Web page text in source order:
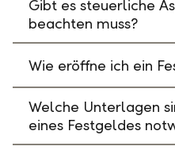
Gibt es steuerliche
beachten muss?
Wie eröffne ich ein
Welche Unterlagen
eines Festgeldes